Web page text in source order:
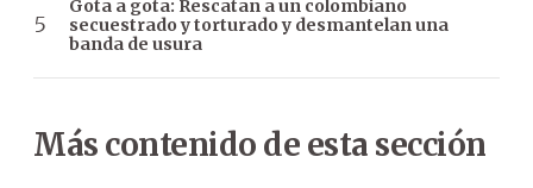
Gota a gota: Rescatan a un colombiano
secuestrado y torturado y desmantelan una
banda de usura
Más contenido de esta sección